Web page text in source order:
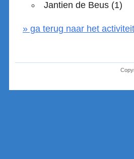
Jantien de Beus (1)
» ga terug naar het